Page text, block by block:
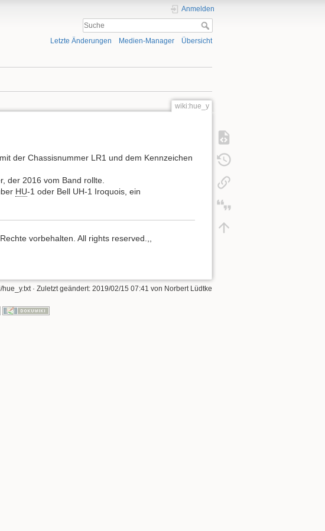
Anmelden
Letzte Änderungen Medien-Manager Übersicht
wiki:hue_y
der Chassisnummer LR1 und dem Kennzeichen
der 2016 vom Band rollte.
HU-1 oder Bell UH-1 Iroquois, ein
vorbehalten. All rights reserved.,,
hue_y.txt· Zuletzt geändert: 2019/02/15 07:41 von Norbert Lüdtke